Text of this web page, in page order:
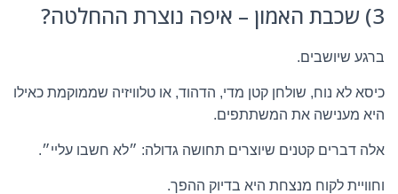
3) שכבת האמון – איפה נוצרת ההחלטה?
ברגע שיושבים.
כיסא לא נוח, שולחן קטן מדי, הדהוד, או טלוויזיה שממוקמת כאילו
היא מענישה את המשתתפים.
אלה דברים קטנים שיוצרים תחושה גדולה: ״לא חשבו עליי״.
וחוויית לקוח מנצחת היא בדיוק ההפך.